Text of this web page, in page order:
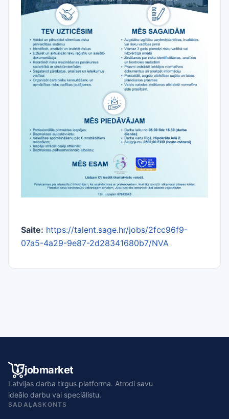
Saite: https://talent.sage.hr/jobs/2fcc96f9-
07a5-4a29-9e87-2d28341680b7/NVA
jobmarket
Latvijas darba tirgus platforma. Atrodi savu
ideālo darbu vai speciālistu.
SADAĻAS KONTS